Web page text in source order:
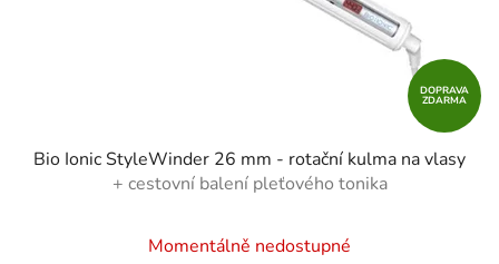
DOPRAVA
ZDARMA
Bio Ionic StyleWinder 26 mm - rotační kulma na vlasy
+ cestovní balení pleťového tonika
Momentálně nedostupné